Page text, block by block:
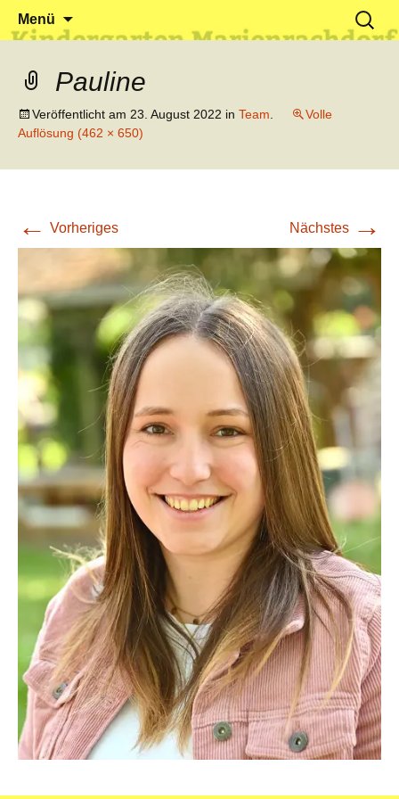
Kindergarten Marienrachdorf
Klein reingehen – Groß rauskommen
Menü
Suchen
nach:
Pauline
Veröffentlicht am 23. August 2022 in Team
Volle
Auflösung (462 × 650)
← Vorheriges Nächstes →